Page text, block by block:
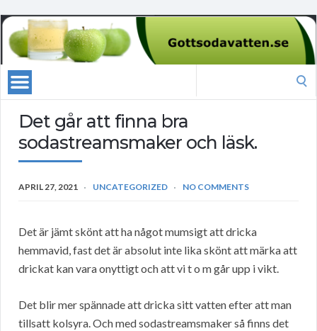
Det går att finna bra
sodastreamsmaker och läsk.
APRIL 27, 2021 UNCATEGORIZED NO COMMENTS
Det är jämt skönt att ha något mumsigt att dricka
hemmavid, fast det är absolut inte lika skönt att märka att
drickat kan vara onyttigt och att vi t o m går upp i vikt.
Det blir mer spännade att dricka sitt vatten efter att man
tillsatt kolsyra. Och med sodastreamsmaker så finns det